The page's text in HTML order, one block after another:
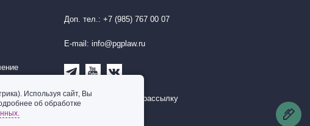
Доп. тел.: +7 (985) 767 00 07
E-mail: info@pgplaw.ru
Подписаться на рассылку
Используя сайт, Вы
об обработке